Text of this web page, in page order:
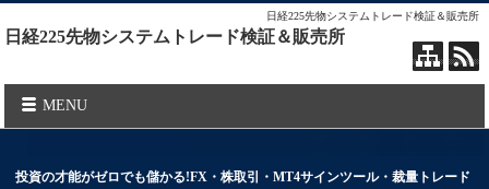
日経225先物システムトレード検証＆販売所
日経225先物システムトレード検証＆販売所
MENU
投資の才能がゼロでも儲かる!FX・株取引・MT4サインツール・裁量トレード